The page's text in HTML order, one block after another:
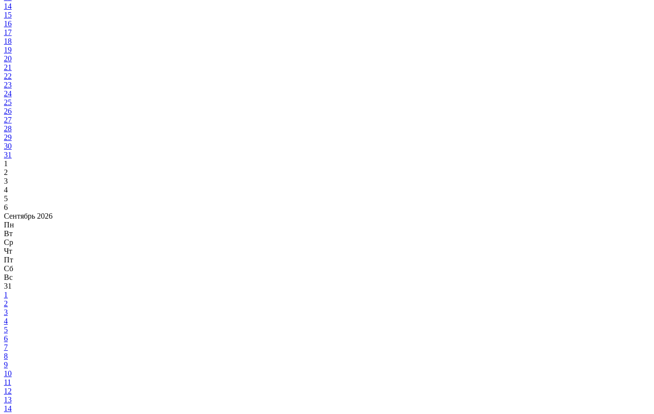
14
15
16
17
18
19
20
21
22
23
24
25
26
27
28
29
30
31
1
2
3
4
5
6
Сентябрь 2026
Пн
Вт
Ср
Чт
Пт
Сб
Вс
31
1
2
3
4
5
6
7
8
9
10
11
12
13
14